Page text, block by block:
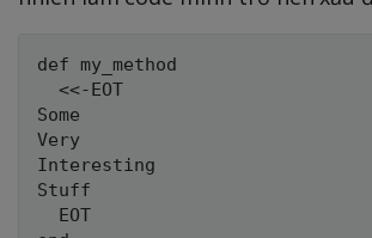
def my_method
  <<-EOT
Some
Very
Interesting
Stuff
  EOT